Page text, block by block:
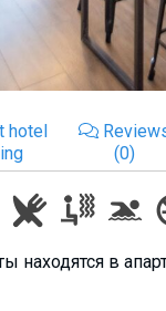
hotel
(0)
находятся в